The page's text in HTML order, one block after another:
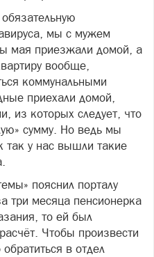
мы с мужем
мая приезжали домой, а
вообще,
коммунальными
приехали домой,
из которых следует, что
сумму. Но ведь мы
так у нас вышли такие
пояснил порталу
три месяца пенсионерка
то ей был
Чтобы произвести
в отдел